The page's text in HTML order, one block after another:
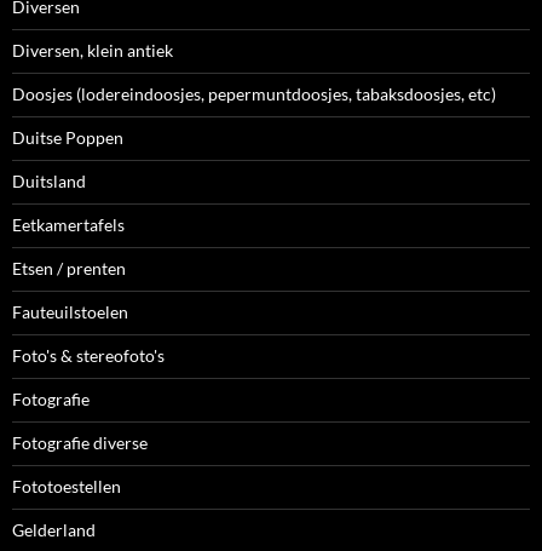
Diversen
Diversen, klein antiek
Doosjes (lodereindoosjes, pepermuntdoosjes, tabaksdoosjes, etc)
Duitse Poppen
Duitsland
Eetkamertafels
Etsen / prenten
Fauteuilstoelen
Foto's & stereofoto's
Fotografie
Fotografie diverse
Fototoestellen
Gelderland